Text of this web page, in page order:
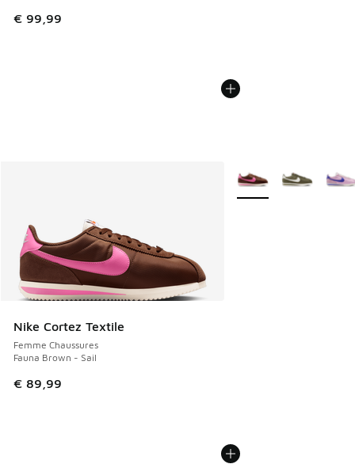
€ 99,99
Nike Cortez Textile
Femme Chaussures
Fauna Brown - Sail
€ 89,99
Plus de couleurs